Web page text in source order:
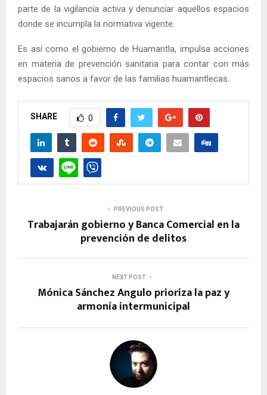
parte de la vigilancia activa y denunciar aquellos espacios
donde se incumpla la normativa vigente.
Es así como el gobierno de Huamantla, impulsa acciones
en materia de prevención sanitaria para contar con más
espacios sanos a favor de las familias huamantlecas.
SHARE 0
PREVIOUS POST
Trabajarán gobierno y Banca Comercial en la
prevención de delitos
NEXT POST
Mónica Sánchez Angulo prioriza la paz y
armonía intermunicipal